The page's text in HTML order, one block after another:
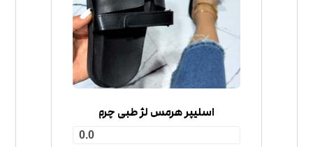
اسلیپر هرمس لژ طبی چرم
0.0